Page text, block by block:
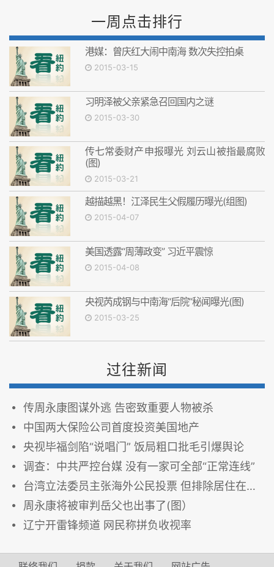
一周点击排行
港媒：曾庆红大闹中南海 数次失控拍桌
2015-03-15
习明泽被父亲紧急召回国内之谜
2015-03-30
传七常委财产申报曝光 刘云山被指最腐败
(图)
2015-03-21
越描越黑！江泽民生父假履历曝光(组图)
2015-04-07
美国透露“周薄政变” 习近平震惊
2015-04-08
央视芮成钢与中南海“后院”秘闻曝光(图)
2015-03-25
过往新闻
传周永康图谋外逃 告密致重要人物被杀
中国两大保险公司首度投资美国地产
央视毕福剑陷“说唱门” 饭局粗口批毛引爆舆论
调查：中共严控台媒 没有一家可全部“正常连线”
台湾立法委员主张海外公民投票 但排除居住在中国大陆的台湾人
周永康将被审判岳父也出事了(图）
辽宁开雷锋频道 网民称拼负收视率